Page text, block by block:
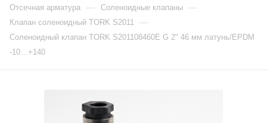
Отсечная арматура — Соленоидные клапаны —
Клапан соленоидный TORK S2011 —
Соленоидный клапан TORK S201108460E G 2" 46 мм латунь/EPDM
-10…+140